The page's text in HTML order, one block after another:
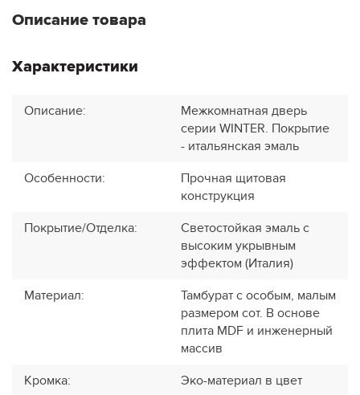
Описание товара
Характеристики
Описание:
Межкомнатная дверь
серии WINTER. Покрытие
- итальянская эмаль
Особенности:
Прочная щитовая
конструкция
Покрытие/Отделка:
Светостойкая эмаль с
высоким укрывным
эффектом (Италия)
Материал:
Тамбурат с особым, малым
размером сот. В основе
плита MDF и инженерный
массив
Кромка:
Эко-материал в цвет